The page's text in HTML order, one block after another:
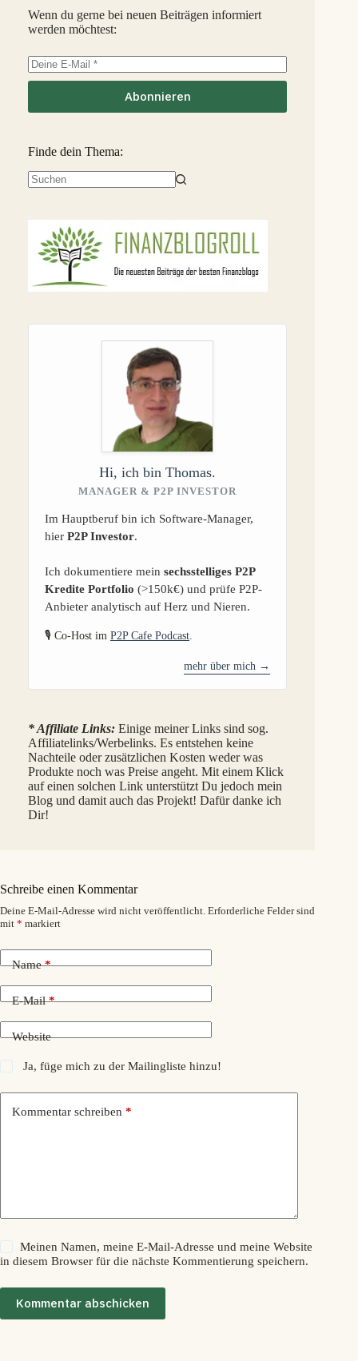
InSoil 2,6 % S
37 Linked Finance -6,3 % S
Wenn du gerne bei neuen Beiträgen informiert
werden möchtest:
Abonnieren
Finde dein Thema:
Hi, ich bin Thomas.
MANAGER & P2P INVESTOR
Im Hauptberuf bin ich Software-Manager,
hier P2P Investor.
Ich dokumentiere mein sechsstelliges P2P
Kredite Portfolio (>150k€) und prüfe P2P-
Anbieter analytisch auf Herz und Nieren.
🎙️ Co-Host im P2P Cafe Podcast
mehr über mich →
* Affiliate Links: Einige meiner Links sind sog.
Affiliatelinks/Werbelinks. Es entstehen keine
Nachteile oder zusätzlichen Kosten weder was
Produkte noch was Preise angeht. Mit einem Klick
auf einen solchen Link unterstützt Du jedoch mein
Blog und damit auch das Projekt! Dafür danke ich
Dir!
Schreibe einen Kommentar
Deine E-Mail-Adresse wird nicht veröffentlicht. Erforderliche Felder sind
mit * markiert
Name*
E-Mail*
Website
Ja, füge mich zu der Mailingliste hinzu!
Kommentar schreiben *
Meinen Namen, meine E-Mail-Adresse und meine Website
in diesem Browser für die nächste Kommentierung speichern.
Kommentar abschicken